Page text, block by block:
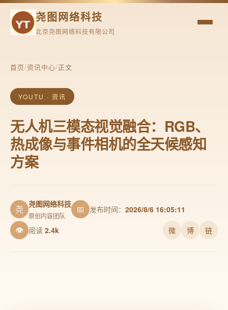
尧图网络科技
北京尧图网络科技有限公司
首页/资讯中心/正文
YOUTU · 资讯
无人机三模态视觉融合：RGB、
热成像与事件相机的全天候感知
方案
尧 尧图网络科技
原创内容团队
📅 发布时间： 2026/8/6 16:05:11
👁 阅读 2.4k 微 博 链